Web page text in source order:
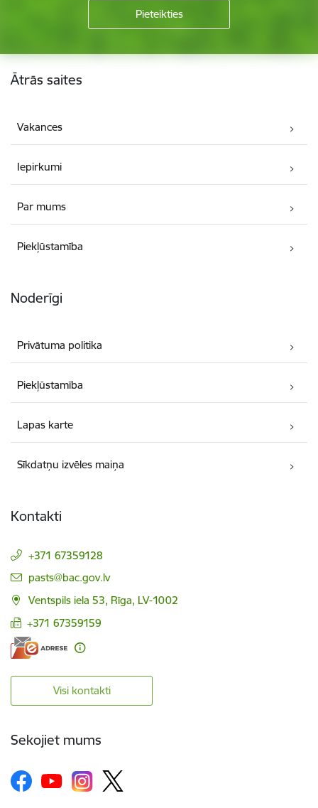
Kājene
Ātrās saites
Vakances
Iepirkumi
Par mums
Piekļūstamība
Noderīgi
Privātuma politika
Piekļūstamība
Lapas karte
Sīkdatņu izvēles maiņa
Kontakti
+371 67359128
E-pasts:
pasts@bac.gov.lv
Ventspils iela 53, Rīga, LV-1002
+371 67359159
Visi kontakti
Sekojiet mums